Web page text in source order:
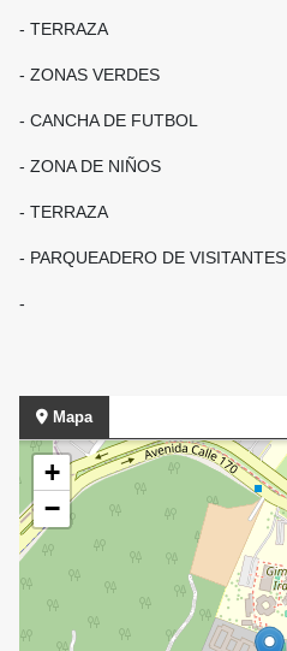
- TERRAZA
- ZONAS VERDES
- CANCHA DE FUTBOL
- ZONA DE NIÑOS
- TERRAZA
- PARQUEADERO DE VISITANTES
-
Mapa
+
−